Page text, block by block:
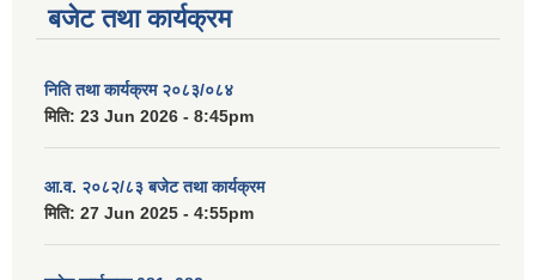
बजेट तथा कार्यक्रम
निति तथा कार्यक्रम २०८३/०८४
मिति: 23 Jun 2026 - 8:45pm
आ.व. २०८२/८३ बजेट तथा कार्यक्रम
मिति: 27 Jun 2025 - 4:55pm